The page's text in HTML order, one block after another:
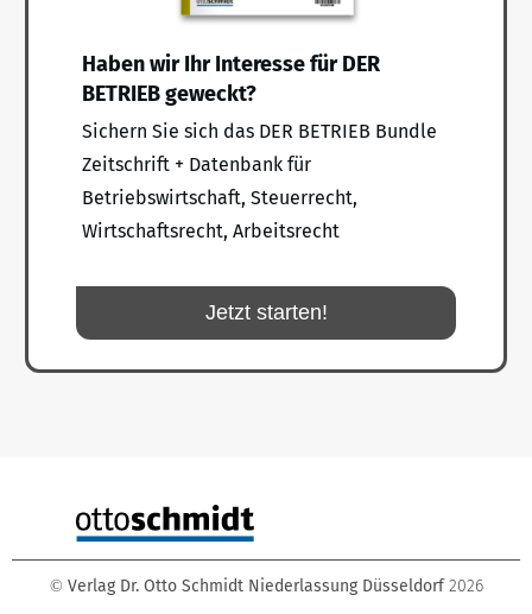
Haben wir Ihr Interesse für DER
BETRIEB geweckt?
Sichern Sie sich das DER BETRIEB Bundle
Zeitschrift + Datenbank für
Betriebswirtschaft, Steuerrecht,
Wirtschaftsrecht, Arbeitsrecht
Jetzt starten!
© Verlag Dr. Otto Schmidt Niederlassung Düsseldorf 2026